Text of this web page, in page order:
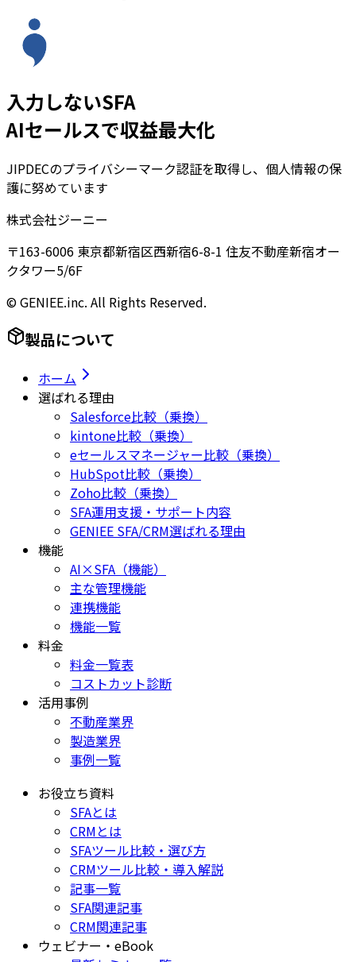
入力しないSFA
AIセールスで収益最大化
JIPDECのプライバシーマーク認証を取得し、個人情報の保
護に努めています
株式会社ジーニー
〒163-6006 東京都新宿区西新宿6-8-1 住友不動産新宿オー
クタワー5/6F
© GENIEE.inc. All Rights Reserved.
製品について
ホーム
選ばれる理由
Salesforce比較（乗換）
kintone比較（乗換）
eセールスマネージャー比較（乗換）
HubSpot比較（乗換）
Zoho比較（乗換）
SFA運用支援・サポート内容
GENIEE SFA/CRM選ばれる理由
機能
AI×SFA（機能）
主な管理機能
連携機能
機能一覧
料金
料金一覧表
コストカット診断
活用事例
不動産業界
製造業界
事例一覧
お役立ち資料
SFAとは
CRMとは
SFAツール比較・選び方
CRMツール比較・導入解説
記事一覧
SFA関連記事
CRM関連記事
ウェビナー・eBook